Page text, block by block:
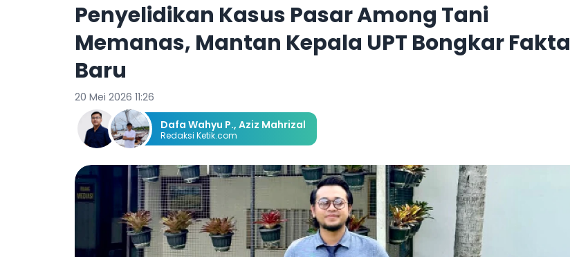
Penyelidikan Kasus Pasar Among Tani
Memanas, Mantan Kepala UPT Bongkar Fakta
Baru
20 Mei 2026 11:26
Dafa Wahyu P., Aziz Mahrizal
Redaksi Ketik.com